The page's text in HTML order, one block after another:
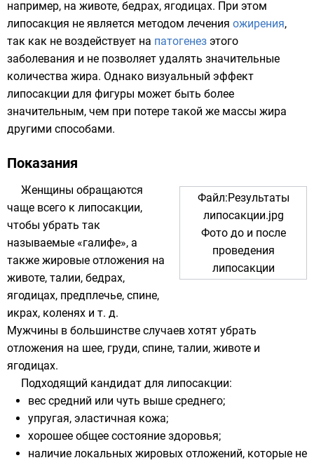
например, на животе, бедрах, ягодицах. При этом
липосакция не является методом лечения ожирения,
так как не воздействует на патогенез этого
заболевания и не позволяет удалять значительные
количества жира. Однако визуальный эффект
липосакции для фигуры может быть более
значительным, чем при потере такой же массы жира
другими способами.
Показания
Файл:Результаты
липосакции.jpg
Фото до и после
проведения
липосакции
Женщины обращаются
чаще всего к липосакции,
чтобы убрать так
называемые «галифе», а
также жировые отложения на
животе, талии, бедрах,
ягодицах, предплечье, спине,
икрах, коленях и т. д.
Мужчины в большинстве случаев хотят убрать
отложения на шее, груди, спине, талии, животе и
ягодицах.
Подходящий кандидат для липосакции:
вес средний или чуть выше среднего;
упругая, эластичная кожа;
хорошее общее состояние здоровья;
наличие локальных жировых отложений, которые не